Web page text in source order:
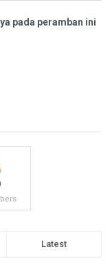
pada peramban ini
Latest